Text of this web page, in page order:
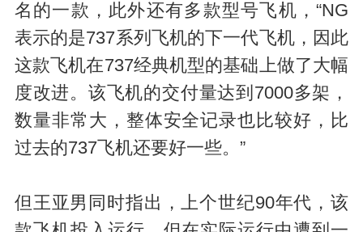
名的一款，此外还有多款型号飞机，“NG
表示的是737系列飞机的下一代飞机，因此
这款飞机在737经典机型的基础上做了大幅
度改进。该飞机的交付量达到7000多架，
数量非常大，整体安全记录也比较好，比
过去的737飞机还要好一些。”
但王亚男同时指出，上个世纪90年代，该